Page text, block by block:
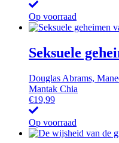
Op voorraad
Seksuele
Douglas Abrams,
Mantak Chia
€19,99
Op voorraad